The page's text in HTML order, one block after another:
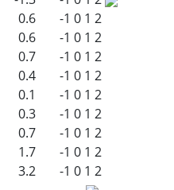
0.6 -1 0 1 2
0.6 -1 0 1 2
0.7 -1 0 1 2
0.4 -1 0 1 2
0.1 -1 0 1 2
0.3 -1 0 1 2
0.7 -1 0 1 2
1.7 -1 0 1 2
3.2 -1 0 1 2